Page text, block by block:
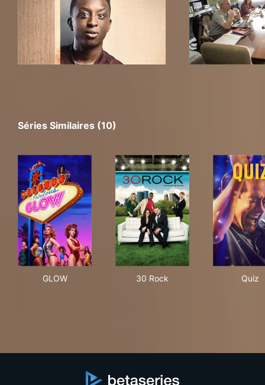
Séries Similaires (10)
GLOW 30 Rock Quiz